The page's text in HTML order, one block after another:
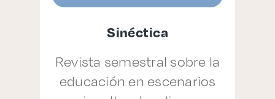
Sinéctica
Revista semestral sobre la
educación en escenarios